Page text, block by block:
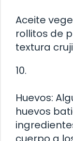
Aceite
rollitos de
textura
10.
Huevos:
huevos